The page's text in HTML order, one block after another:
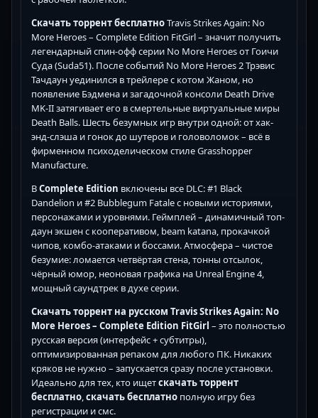
Скачать торрент бесплатноTravis Strikes Again: No
More Heroes – Complete Edition FitGirl – значит получить
легендарный спин-офф серии No More Heroes от Гоичи
Суда (Suda51). После событий No More Heroes 2 Трэвис
Тачдаун уединился в трейлере с котом Жаном, но
появление Бэдмена и загадочной консоли Death Drive
MK-II затягивает его в смертельные виртуальные миры
Death Balls. Шесть безумных игр внутри одной: от хак-
энд-слэша и гонок до шутеров и головоломок – всё в
фирменном психоделическом стиле Grasshopper
Manufacture.
ВComplete Edition включены все DLC: #1 Black
Dandelion и #2 Bubblegum Fatale с новыми историями,
персонажами и уровнями. Геймплей – динамичный топ-
даун экшен с кооперативом, beam katana, прокачкой
чипов, комбо-атаками и боссами. Атмосфера – чистое
безумие: ломается четвёртая стена, тонны отсылок,
чёрный юмор, неоновая графика на Unreal Engine 4,
мощный саундтрек в духе серии.
Скачать торрент на русском Travis Strikes Again: No
More Heroes – Complete Edition FitGirl – это полностью
русская версия (интерфейс + субтитры),
оптимизированная репаком для любого ПК. Никаких
кряков не нужно – запускается сразу после установки.
Идеально для тех, кто ищетскачать торрент
бесплатно скачать бесплатно полную игру без
регистрации и смс.